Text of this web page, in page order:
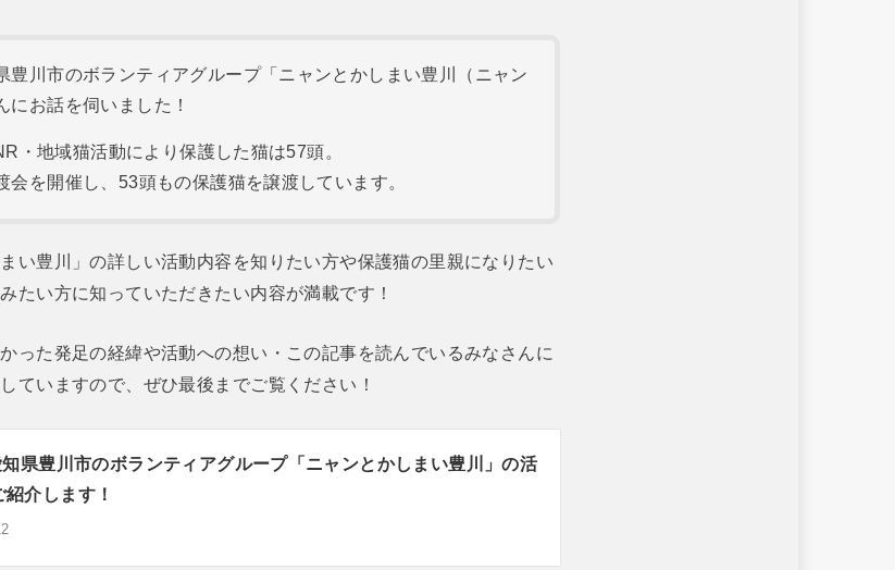
豊川市のボランティアグループ「ニャンとかしまい豊川（ニャン
にお話を伺いました！
・地域猫活動により保護した猫は57頭。
会を開催し、53頭もの保護猫を譲渡しています。
い豊川」の詳しい活動内容を知りたい方や保護猫の里親になりたい
たい方に知っていただきたい内容が満載です！
った発足の経緯や活動への想い・この記事を読んでいるみなさんに
ていますので、ぜひ最後までご覧ください！
県豊川市のボランティアグループ「ニャンとかしまい豊川」の活
介します！